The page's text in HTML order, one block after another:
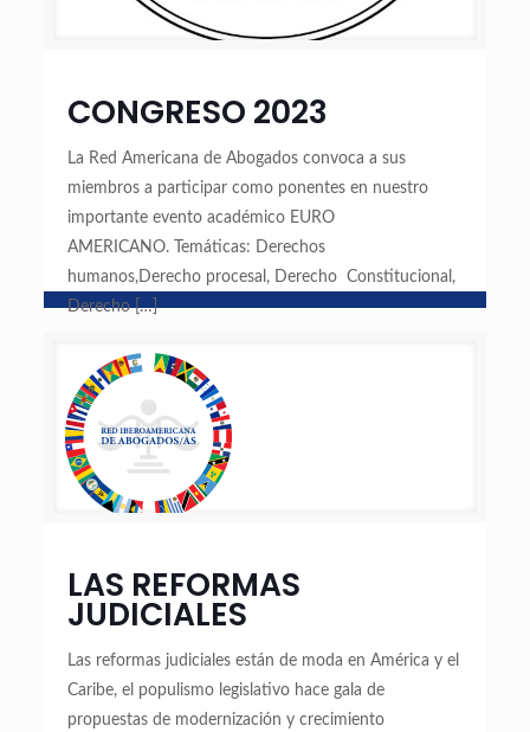
CONGRESO 2023
La Red Americana de Abogados convoca a sus
miembros a participar como ponentes en nuestro
importante evento académico EURO
AMERICANO. Temáticas: Derechos
humanos,Derecho procesal, Derecho Constitucional,
Derecho[…]
LAS REFORMAS
JUDICIALES
Las reformas judiciales están de moda en América y el
Caribe, el populismo legislativo hace gala de
propuestas de modernización y crecimiento